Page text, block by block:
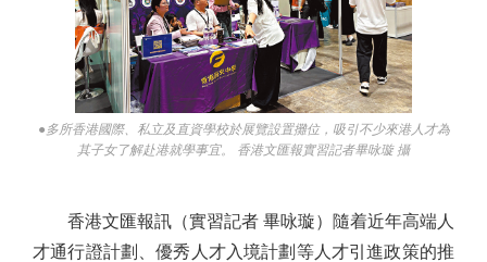
●多所香港國際、私立及直資學校於展覽設置攤位，吸引不少來港人才為
其子女了解赴港就學事宜。 香港文匯報實習記者畢咏璇 攝
香港文匯報訊（實習記者 畢咏璇）隨着近年高端人
才通行證計劃、優秀人才入境計劃等人才引進政策的推